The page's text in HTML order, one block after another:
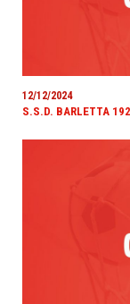
12/12/2024
S.S.D. BARLETTA